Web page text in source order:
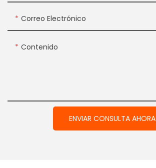
Correo Electrónico
Contenido
ENVIAR CONSULTA AHORA